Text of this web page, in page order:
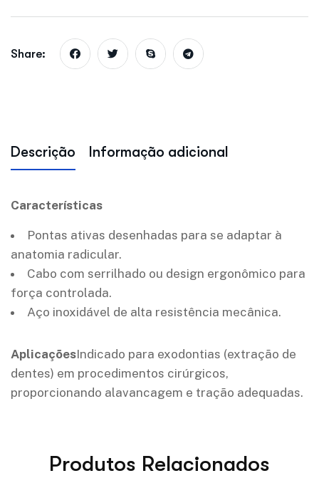
Share:
Descrição Informação adicional
Características
Pontas ativas desenhadas para se adaptar à
anatomia radicular.
Cabo com serrilhado ou design ergonômico para
força controlada.
Aço inoxidável de alta resistência mecânica.
AplicaçõesIndicado para exodontias (extração de
dentes) em procedimentos cirúrgicos,
proporcionando alavancagem e tração adequadas.
Produtos Relacionados